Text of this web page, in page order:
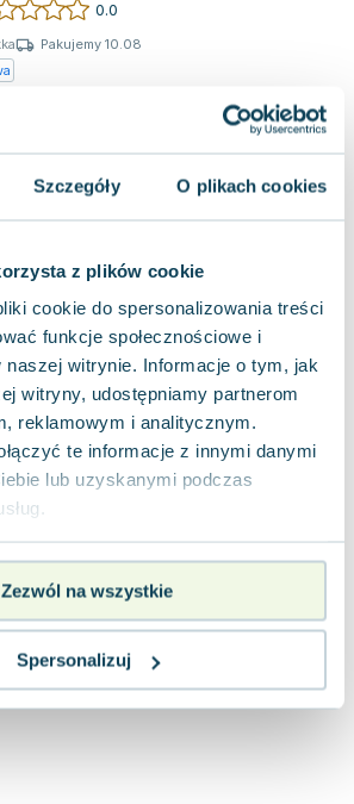
Szczegóły O plikach cookies
z plików cookie
cookie do spersonalizowania treści
funkcje społecznościowe i
naszej witrynie. Informacje o tym, jak
witryny, udostępniamy partnerom
reklamowym i analitycznym.
te informacje z innymi danymi
lub uzyskanymi podczas
Zezwól na wszystkie
Spersonalizuj
0.0
Pakujemy 10.08
za razem. Ms Marvel. Tom 10
,2021| G. Willow Wilson,Nico Leon
część popularnej serii o Kamali Khan,
Nagrody Eisnera, przynosi pełen e...
0.0
Do koszyka